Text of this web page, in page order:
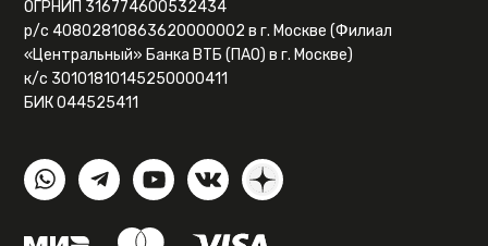
ОГРНИП 316774600532434
р/с 40802810863620000002 в г. Москве (Филиал
«Центральный» Банка ВТБ (ПАО) в г. Москве)
к/с 30101810145250000411
БИК 044525411